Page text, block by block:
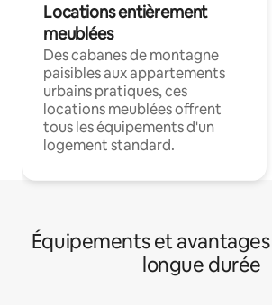
Locations entièrement
meublées
Des cabanes de montagne
paisibles aux appartements
urbains pratiques, ces
locations meublées offrent
tous les équipements d'un
logement standard.
Équipements et
longue durée